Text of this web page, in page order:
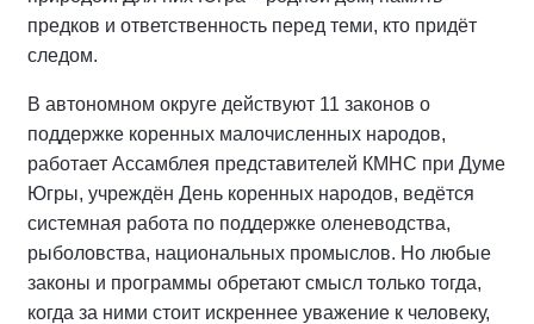
предков и ответственность перед теми, кто придёт
следом.
В автономном округе действуют 11 законов о
поддержке коренных малочисленных народов,
работает Ассамблея представителей КМНС при Думе
Югры, учреждён День коренных народов, ведётся
системная работа по поддержке оленеводства,
рыболовства, национальных промыслов. Но любые
законы и программы обретают смысл только тогда,
когда за ними стоит искреннее уважение к человеку,